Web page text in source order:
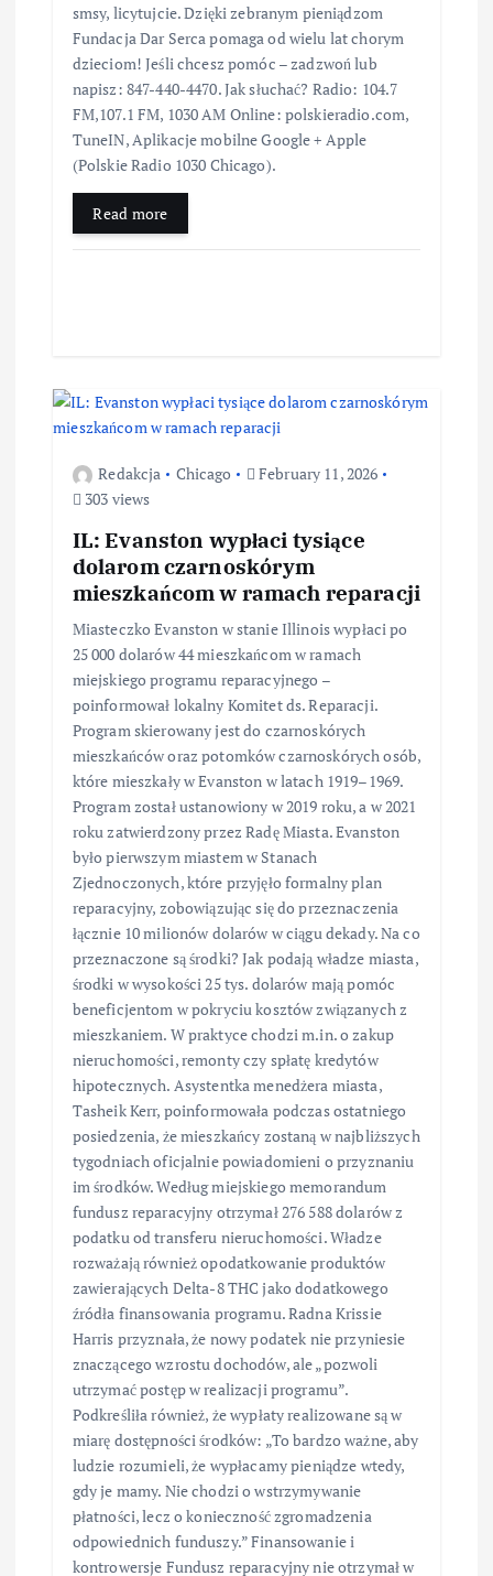
smsy, licytujcie. Dzięki zebranym pieniądzom
Fundacja Dar Serca pomaga od wielu lat chorym
dzieciom! Jeśli chcesz pomóc – zadzwoń lub
napisz: 847-440-4470. Jak słuchać? Radio: 104.7
FM,107.1 FM, 1030 AM Online: polskieradio.com,
TuneIN, Aplikacje mobilne Google + Apple
(Polskie Radio 1030 Chicago).
Read more
Redakcja Chicago
February 11, 2026
303 views
IL: Evanston wypłaci tysiące
dolarom czarnoskórym
mieszkańcom w ramach reparacji
Miasteczko Evanston w stanie Illinois wypłaci po
25 000 dolarów 44 mieszkańcom w ramach
miejskiego programu reparacyjnego –
poinformował lokalny Komitet ds. Reparacji.
Program skierowany jest do czarnoskórych
mieszkańców oraz potomków czarnoskórych osób,
które mieszkały w Evanston w latach 1919–1969.
Program został ustanowiony w 2019 roku, a w 2021
roku zatwierdzony przez Radę Miasta. Evanston
było pierwszym miastem w Stanach
Zjednoczonych, które przyjęło formalny plan
reparacyjny, zobowiązując się do przeznaczenia
łącznie 10 milionów dolarów w ciągu dekady. Na co
przeznaczone są środki? Jak podają władze miasta,
środki w wysokości 25 tys. dolarów mają pomóc
beneficjentom w pokryciu kosztów związanych z
mieszkaniem. W praktyce chodzi m.in. o zakup
nieruchomości, remonty czy spłatę kredytów
hipotecznych. Asystentka menedżera miasta,
Tasheik Kerr, poinformowała podczas ostatniego
posiedzenia, że mieszkańcy zostaną w najbliższych
tygodniach oficjalnie powiadomieni o przyznaniu
im środków. Według miejskiego memorandum
fundusz reparacyjny otrzymał 276 588 dolarów z
podatku od transferu nieruchomości. Władze
rozważają również opodatkowanie produktów
zawierających Delta-8 THC jako dodatkowego
źródła finansowania programu. Radna Krissie
Harris przyznała, że nowy podatek nie przyniesie
znaczącego wzrostu dochodów, ale „pozwoli
utrzymać postęp w realizacji programu”.
Podkreśliła również, że wypłaty realizowane są w
miarę dostępności środków: „To bardzo ważne, aby
ludzie rozumieli, że wypłacamy pieniądze wtedy,
gdy je mamy. Nie chodzi o wstrzymywanie
płatności, lecz o konieczność zgromadzenia
odpowiednich funduszy.” Finansowanie i
kontrowersje Fundusz reparacyjny nie otrzymał w